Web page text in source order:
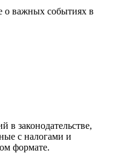
о важных событиях в
в законодательстве,
с налогами и
формате.